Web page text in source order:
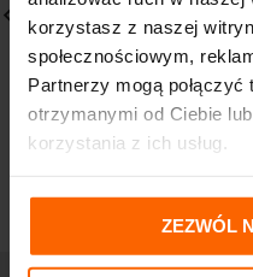
korzystasz z naszej
społecznościowym,
Partnerzy mogą
otrzymanymi od Ciebie
korzystania z ich usług.
ZEZWÓL
VICHY Mineralblend
puder trójkolorowy Tan
9g